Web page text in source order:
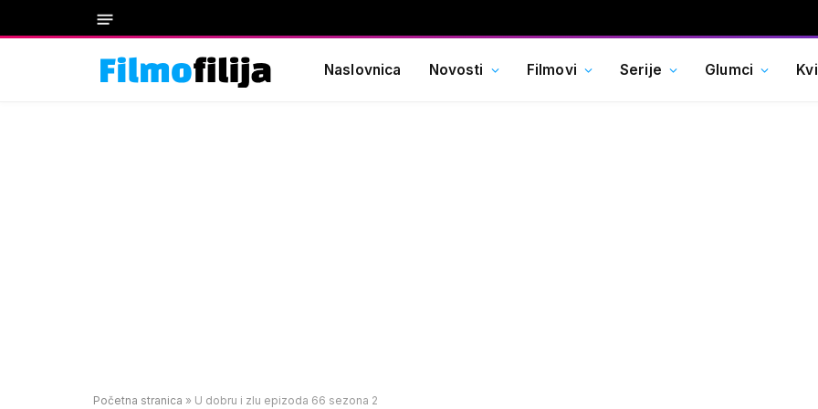
Naslovnica Novosti Filmovi Serije Glumci
Početna stranica » U dobru i zlu epizoda 66 sezona 2